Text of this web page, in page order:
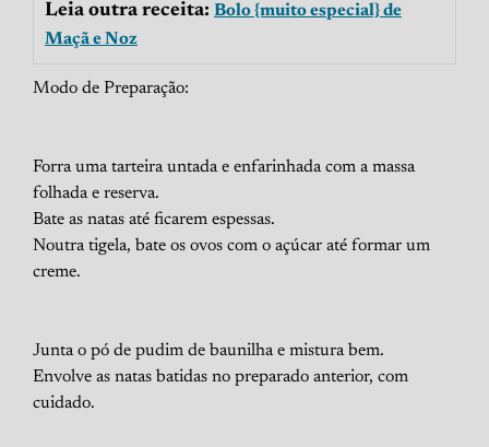
Leia outra receita: Bolo {muito especial} de
Maçã e Noz
Modo de Preparação:
Forra uma tarteira untada e enfarinhada com a massa
folhada e reserva.
Bate as natas até ficarem espessas.
Noutra tigela, bate os ovos com o açúcar até formar um
creme.
Junta o pó de pudim de baunilha e mistura bem.
Envolve as natas batidas no preparado anterior, com
cuidado.